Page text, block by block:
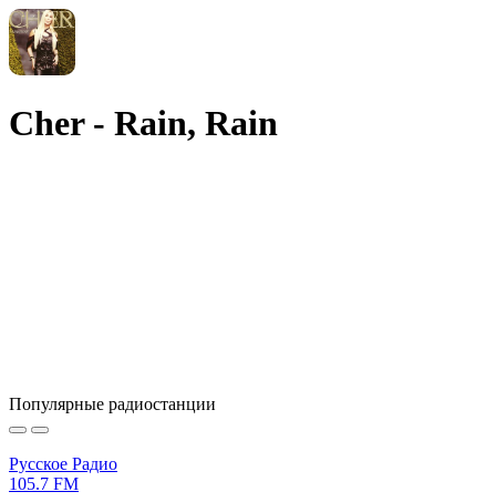
Cher - Rain, Rain
Популярные радиостанции
Русское Радио
105.7 FM